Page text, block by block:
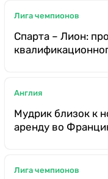
Лига чемпионов
Спарта – Лион:
Англия
Мудрик близок к
аренду во
Лига чемпионов